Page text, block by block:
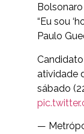
“Eu sou
Paulo
atividade
sábado
—